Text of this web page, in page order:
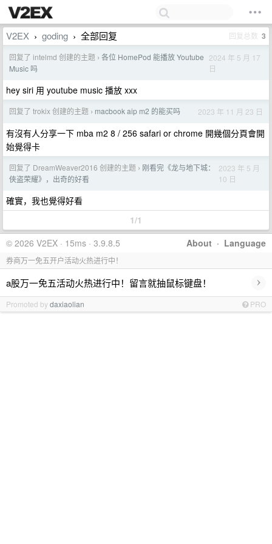
V2EX › goding › 全部回复 回复总数 3
回复了 intelmd 创建的主题 › 各位 HomePod 能播放 Youtube
Music 吗
2024 年 5 月 17
日
hey siri 用 youtube music 播放 xxx
回复了 trokix 创建的主题 › macbook aip m2 的能买吗 2023 年 11 月 23 日
有沒有人分享一下 mba m2 8 / 256 safari or chrome 開幾個分頁會開
始覺得卡
回复了 DreamWeaver2016 创建的主题 › 刚看完《龙与地下城：
俠盗荣耀》，出奇的好看
2023 年 5 月
10 日
確實，我也覺得好看
1/1
About · Language
© 2026 V2EX · 15ms · 3.9.8.5
券商万一免五开户活动火热进行中！
a股万一免五活动火热进行中！留言就抽鼠标键盘！ ›
Promoted bydaxiaolian PRO